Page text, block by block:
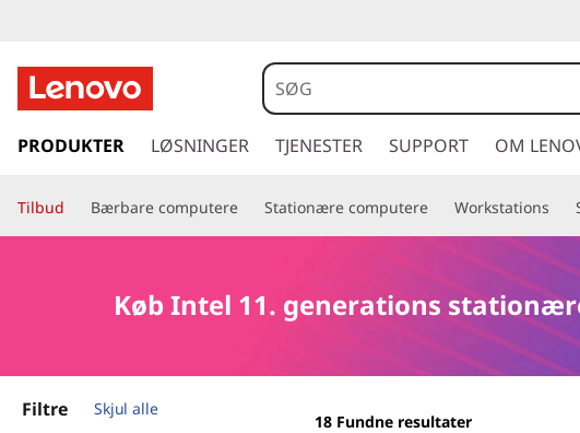
n
ep
n
g
e
PRODUKTER LØSNINGER TJENESTER SUPPORT OM
Tilbud Bærbare computere Stationære computere Workstations
Køb Intel 11. generations
Filtre Skjul alle
18 Fundne resultater